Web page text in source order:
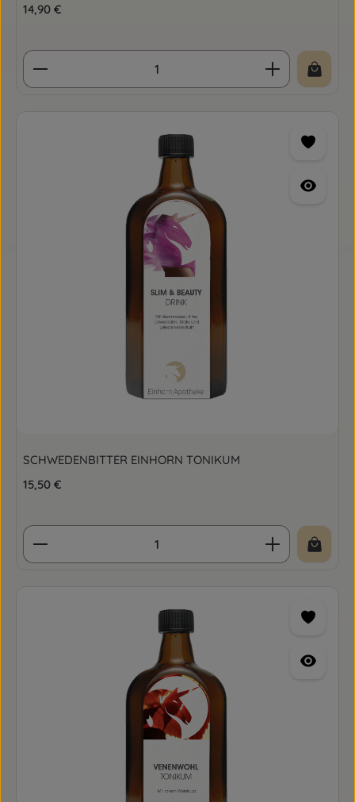
Regulärer Preis:
14,90 €
Produkt Anzahl: Gib den gewünschten Wert
SCHWEDENBITTER EINHORN TONIKUM
Regulärer Preis:
15,50 €
Produkt Anzahl: Gib den gewünschten Wert